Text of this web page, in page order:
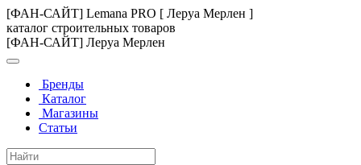
[ФАН-САЙТ] Lemana PRO [ Леруа Мерлен ]
каталог строительных товаров
[ФАН-САЙТ] Леруа Мерлен
Бренды
Каталог
Магазины
Статьи